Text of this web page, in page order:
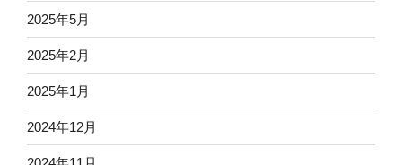
2025年5月
2025年2月
2025年1月
2024年12月